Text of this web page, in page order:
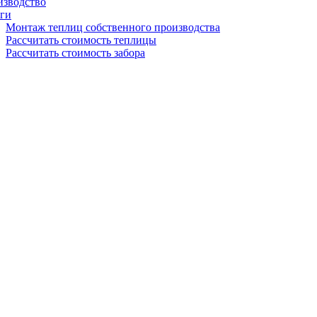
Монтаж теплиц собственного производства
Рассчитать стоимость теплицы
Рассчитать стоимость забора